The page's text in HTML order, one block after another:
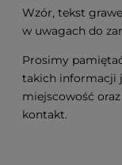
Wzór, tekst
w uwagach do
Prosimy
takich informacji
miejscowość
kontakt.